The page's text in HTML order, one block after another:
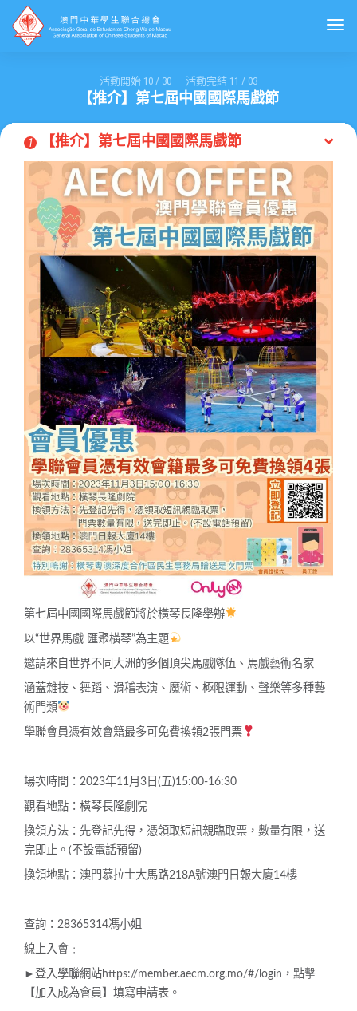
活動開始 10 / 30 活動完結 11 / 03
【推介】第七屆中國國際馬戲節
1 【推介】第七屆中國國際馬戲節
第七屆中國國際馬戲節將於橫琴長隆舉辦
以“世界馬戲 匯聚橫琴”為主題
邀請來自世界不同大洲的多個頂尖馬戲隊伍、馬戲藝術名家
涵蓋雜技、舞蹈、滑稽表演、魔術、極限運動、聲樂等多種藝
術門類
學聯會員憑有效會籍最多可免費換領2張門票
場次時間：2023年11月3日(五)15:00-16:30
觀看地點：橫琴長隆劇院
換領方法：先登記先得，憑領取短訊親臨取票，數量有限，送
完即止。(不設電話預留)
換領地點：澳門慕拉士大馬路218A號澳門日報大廈14樓
查詢：28365314馮小姐
線上入會﹕
►登入學聯網站https://member.aecm.org.mo/#/login，點撃
【加入成為會員】填寫申請表。